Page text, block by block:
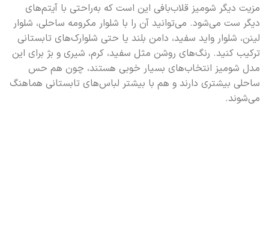
مزیت دیگر شومیز قلاب‌بافی این است که به‌راحتی با آیتم‌های
دیگر ست می‌شود. می‌توانید آن را با شلوار مکرومه ساحلی، شلوار
لینن، شلوار واید سفید، دامن بلند یا حتی شلوارک‌های تابستانی
ترکیب کنید. رنگ‌های روشن مثل سفید، کرم، شیری و بژ برای این
مدل شومیز انتخاب‌های بسیار خوبی هستند، چون هم حس
ساحلی بیشتری دارند و هم با بیشتر لباس‌های تابستانی هماهنگ
می‌شوند.